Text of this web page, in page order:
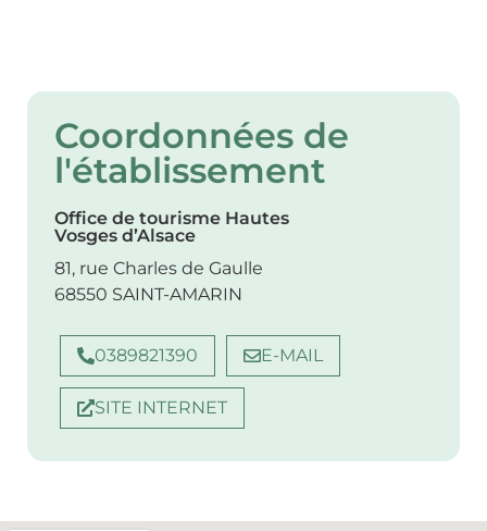
Coordonnées de
l'établissement
Office de tourisme Hautes
Vosges d’Alsace
81, rue Charles de Gaulle
68550 SAINT-AMARIN
0389821390 E-MAIL
SITE INTERNET